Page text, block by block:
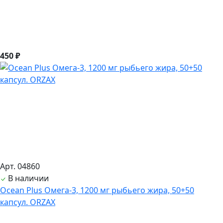
450 ₽
Арт. 04860
В наличии
Ocean Plus Омега-3, 1200 мг рыбьего жира, 50+50
капсул. ORZAX